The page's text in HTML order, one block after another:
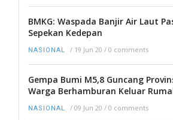
BMKG: Waspada Banjir Air Laut
Sepekan Kedepan
NASIONAL / 19 Jun 20 / 0 comments
Gempa Bumi M5,8 Guncang
Warga Berhamburan Keluar
NASIONAL / 09 Jun 20 / 0 comments